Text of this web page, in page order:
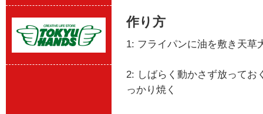
作り方
1: フライパンに油を敷き天草
2: しばらく動かさず放ってお
っかり焼く